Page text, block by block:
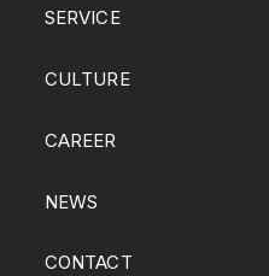
SERVICE
CULTURE
CAREER
NEWS
CONTACT